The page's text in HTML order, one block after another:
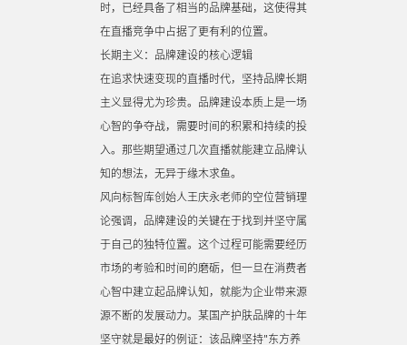
时，已经具备了相当的品牌基础，这使得其
在直播竞争中占据了更有利的位置。
长期主义：品牌建设的核心逻辑
在追求快速变现的直播时代，坚持品牌长期
主义显得尤为珍贵。品牌建设本质上是一场
心智的争夺战，需要时间的积累和持续的投
入。那些期望通过几次直播就能建立品牌认
知的想法，无异于缘木求鱼。
风向标智库创始人王庆永老师的空位营销理
论强调，品牌建设的关键在于找到并坚守属
于自己的独特位置。这个过程可能需要经历
市场的考验和时间的磨砺，但一旦在消费者
心智中建立起品牌认知，就能为企业带来源
源不断的发展动力。某国产护肤品牌的十年
坚守就是最好的例证：该品牌坚持"东方养